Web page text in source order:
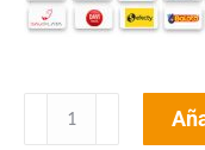
Grapadora